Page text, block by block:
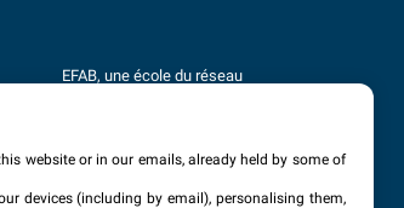
EFAB, une école du réseau
Supérieur Privé Technique
website or in our emails, already held by some of
devices (including by email), personalising them,